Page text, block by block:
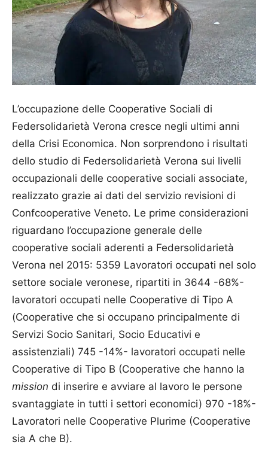
L’occupazione delle Cooperative Sociali di
Federsolidarietà Verona cresce negli ultimi anni
della Crisi Economica. Non sorprendono i risultati
dello studio di Federsolidarietà Verona sui livelli
occupazionali delle cooperative sociali associate,
realizzato grazie ai dati del servizio revisioni di
Confcooperative Veneto. Le prime considerazioni
riguardano l’occupazione generale delle
cooperative sociali aderenti a Federsolidarietà
Verona nel 2015: 5359 Lavoratori occupati nel solo
settore sociale veronese, ripartiti in 3644 -68%-
lavoratori occupati nelle Cooperative di Tipo A
(Cooperative che si occupano principalmente di
Servizi Socio Sanitari, Socio Educativi e
assistenziali) 745 -14%- lavoratori occupati nelle
Cooperative di Tipo B (Cooperative che hanno la
mission di inserire e avviare al lavoro le persone
svantaggiate in tutti i settori economici) 970 -18%-
Lavoratori nelle Cooperative Plurime (Cooperative
sia A che B).